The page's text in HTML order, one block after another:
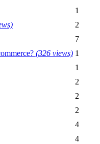
1
2
7
(326 views) 1
1
2
2
2
4
4